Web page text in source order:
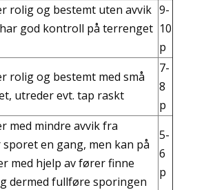
rolig og bestemt uten avvik
god kontroll på terrenget
9-
10
p
rolig og bestemt med små
utreder evt. tap raskt
7-
8
p
med mindre avvik fra
en gang, men kan på
med hjelp av fører finne
dermed fullføre sporingen
5-
6
p